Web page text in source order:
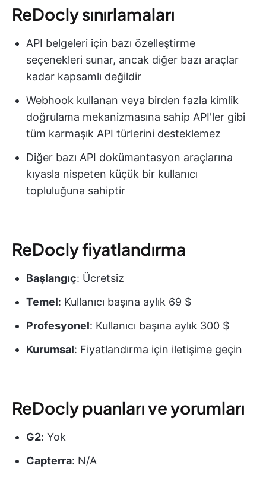
ReDocly sınırlamaları
API belgeleri için bazı özelleştirme
seçenekleri sunar, ancak diğer bazı araçlar
kadar kapsamlı değildir
Webhook kullanan veya birden fazla kimlik
doğrulama mekanizmasına sahip API'ler gibi
tüm karmaşık API türlerini desteklemez
Diğer bazı API dokümantasyon araçlarına
kıyasla nispeten küçük bir kullanıcı
topluluğuna sahiptir
ReDocly fiyatlandırma
Başlangıç: Ücretsiz
Temel: Kullanıcı başına aylık 69 $
Profesyonel: Kullanıcı başına aylık 300 $
Kurumsal: Fiyatlandırma için iletişime geçin
ReDocly puanları ve yorumları
G2: Yok
Capterra: N/A